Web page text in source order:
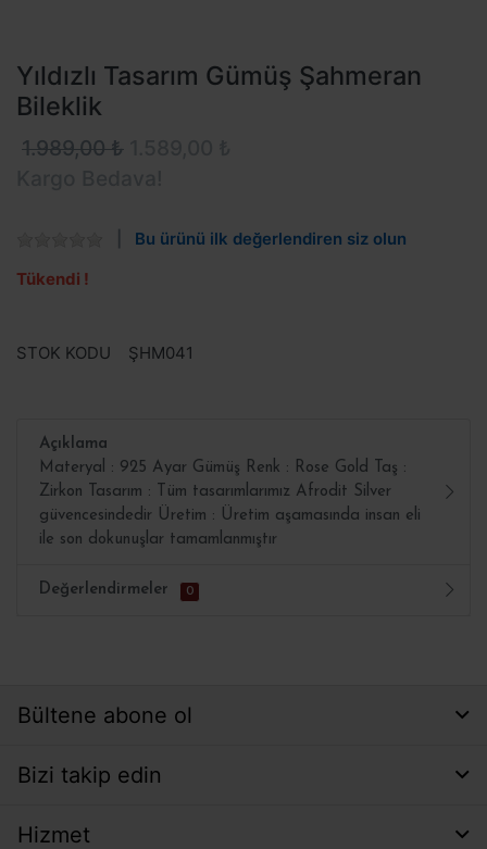
Yıldızlı Tasarım Gümüş Şahmeran
Bileklik
1.989,00 ₺
Bu ürünü ilk değerlendiren siz olun
Tükendi !
STOK KODU ŞHM041
Açıklama
Materyal : 925 Ayar Gümüş Renk : Rose Gold Taş :
Zirkon Tasarım : Tüm tasarımlarımız Afrodit Silver
güvencesindedir Üretim : Üretim aşamasında insan eli
ile son dokunuşlar tamamlanmıştır
Değerlendirmeler 0
Bültene abone ol
Bizi takip edin
Hizmet